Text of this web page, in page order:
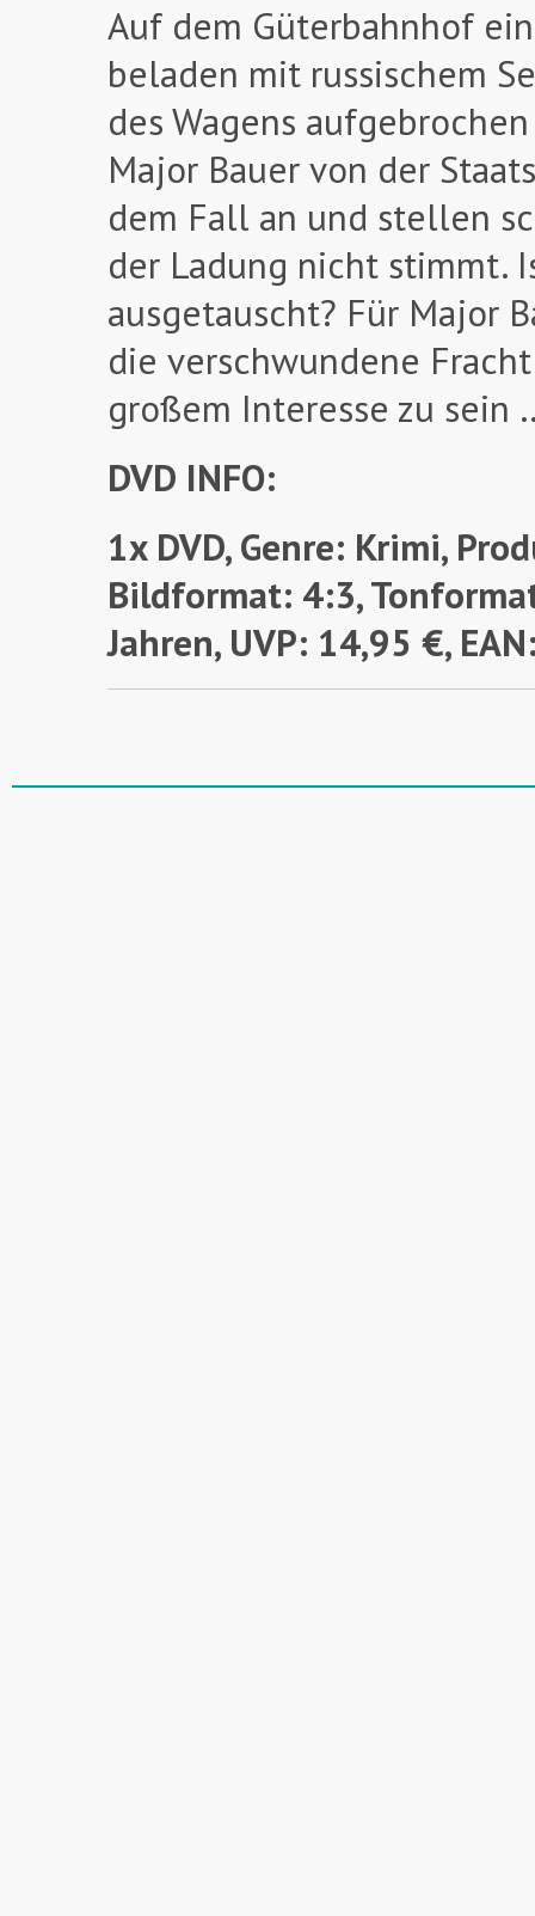
Auf dem Güterbahnhof
beladen mit russischem
des Wagens
Major Bauer von der
dem Fall an und stellen
der Ladung nicht stimmt.
ausgetauscht? Für Major
die verschwundene
großem Interesse zu sein
DVD INFO:
1x DVD, Genre: Krimi,
Bildformat: 4:3,
Jahren, UVP: 14,95 €,